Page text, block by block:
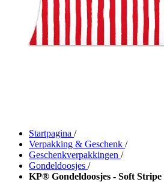
Startpagina /
Verpakking & Geschenk /
Geschenkverpakkingen /
Gondeldoosjes /
KP® Gondeldoosjes - Soft Stripe